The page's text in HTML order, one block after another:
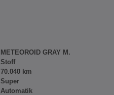
METEOROID GRAY M.
Stoff
70.040 km
Super
Automatik